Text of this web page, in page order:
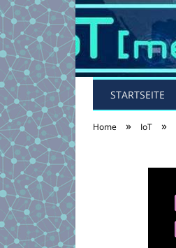
STARTSEITE
Home » IoT »